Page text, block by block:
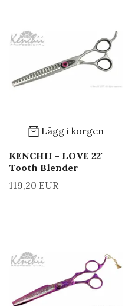
Lägg i korgen
KENCHII - LOVE 22"
Tooth Blender
119,20 EUR